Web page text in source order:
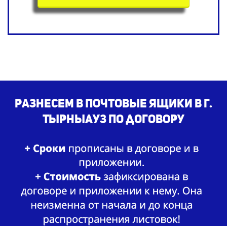
Разнесем в почтовые ящики в г.
Тырныауз по договору